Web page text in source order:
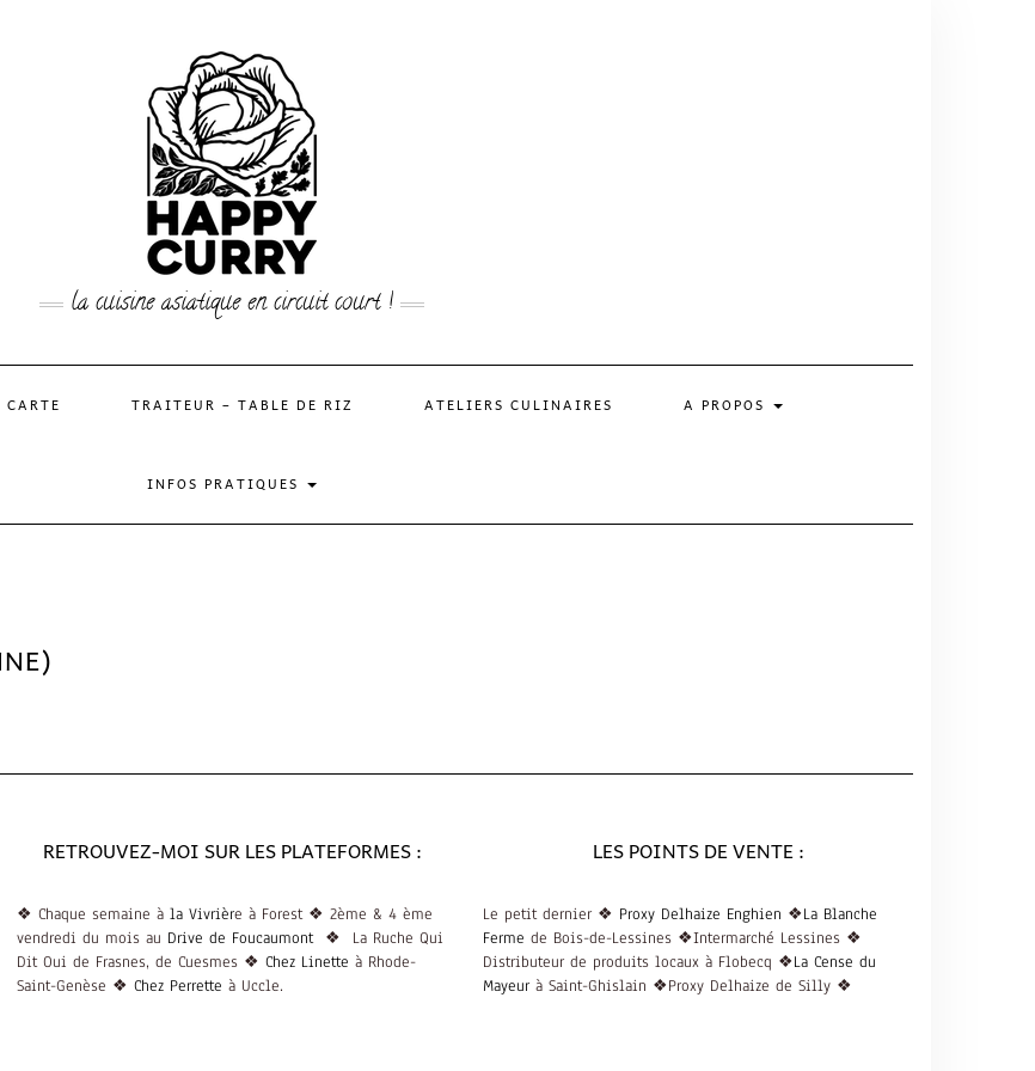
la cuisine asiatique en circuit court !
CARTE TRAITEUR – TABLE DE RIZ ATELIERS CULINAIRES A PROPOS
INFOS PRATIQUES
RETROUVEZ-MOI SUR LES PLATEFORMES :
❖ Chaque semaine à la Vivrière à Forest ❖ 2ème & 4 ème
vendredi du mois au Drive de Foucaumont ❖ La Ruche Qui
Dit Oui de Frasnes, de Cuesmes ❖ Chez Linette à Rhode-
Saint-Genèse ❖ Chez Perrette à Uccle.
LES POINTS DE VENTE :
Le petit dernier ❖ Proxy Delhaize Enghien ❖La Blanche
Ferme de Bois-de-Lessines ❖Intermarché Lessines ❖
Distributeur de produits locaux à Flobecq ❖La Cense du
Mayeur à Saint-Ghislain ❖Proxy Delhaize de Silly ❖